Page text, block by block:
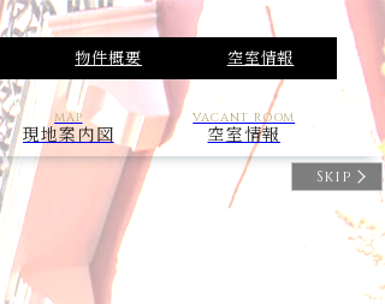
物件概要 空室情報
MAP
現地案内図
VACANT ROOM
空室情報
Skip